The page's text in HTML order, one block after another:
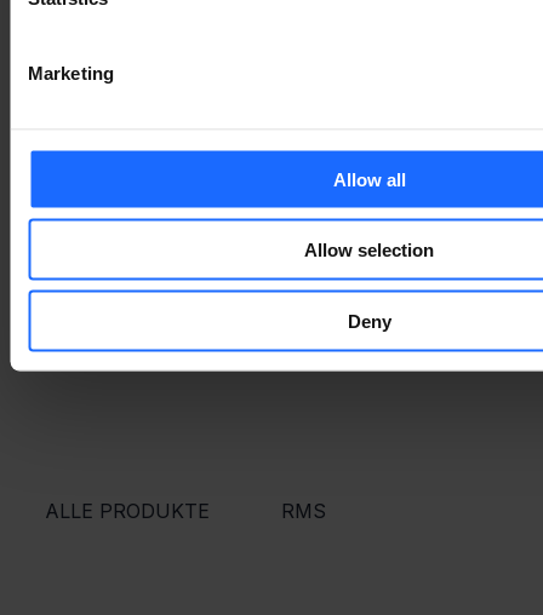
Marketing
Allow all
Allow selection
Deny
DAS KÖNNTE IHNEN
AUCH GEFALLEN
ALLE PRODUKTE RMS